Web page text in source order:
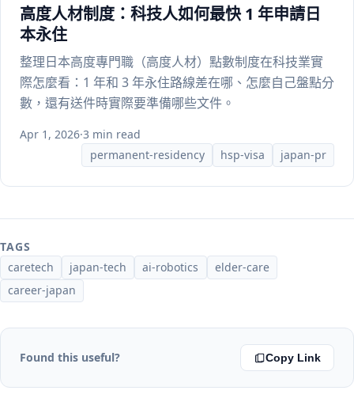
高度人材制度：科技人如何最快 1 年申請日
本永住
整理日本高度專門職（高度人材）點數制度在科技業實
際怎麼看：1 年和 3 年永住路線差在哪、怎麼自己盤點分
數，還有送件時實際要準備哪些文件。
Apr 1, 2026·3 min read
permanent-residency
hsp-visa japan-pr
TAGS
caretech
japan-tech ai-robotics
elder-care
career-japan
Found this useful? Copy Link